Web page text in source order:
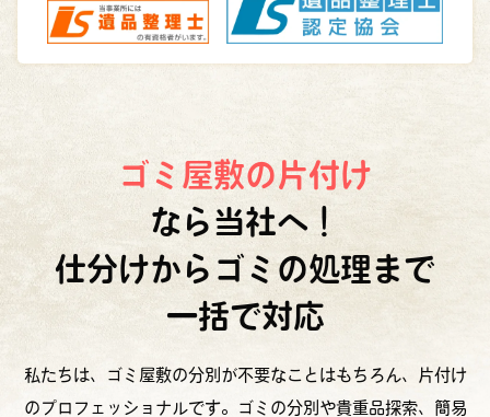
ゴミ屋敷の片付け
なら当社へ！
仕分けからゴミの処理まで
一括で対応
私たちは、ゴミ屋敷の分別が不要なことはもちろん、片付け
のプロフェッショナルです。ゴミの分別や貴重品探索、簡易